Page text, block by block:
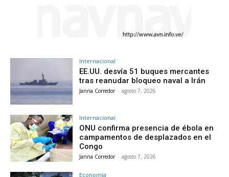
Internacional
EE.UU. desvía 51 buques mercantes
tras reanudar bloqueo naval a Irán
Janna Corredor - agosto 7, 2026
Internacional
ONU confirma presencia de ébola en
campamentos de desplazados en el
Congo
Janna Corredor - agosto 7, 2026
Economía